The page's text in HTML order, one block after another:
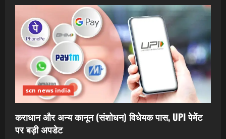
scn news india
कराधान और अन्य कानून (संशोधन) विधेयक पास, UPI पेमेंट
पर बड़ी अपडेट